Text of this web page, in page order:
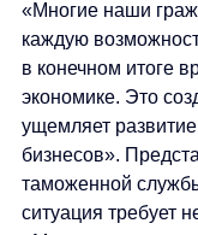
«Многие наши
каждую
в конечном итоге
экономике. Это
ущемляет
бизнесов».
таможенной
ситуация требует